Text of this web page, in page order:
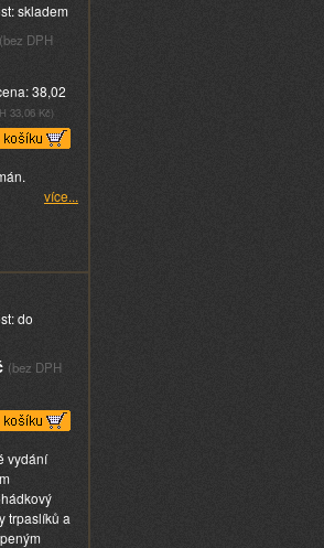
skladem
(bez DPH
38,02
33,06 Kč)
více...
do
(bez DPH
vydání
trpaslíků a